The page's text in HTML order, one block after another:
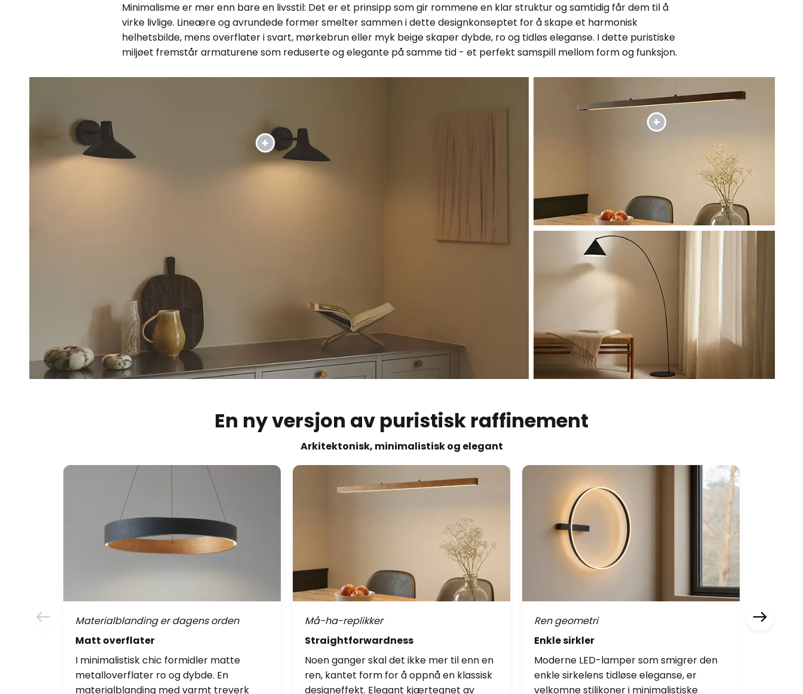
Minimalisme er mer enn bare en livsstil: Det er et prinsipp som gir rommene en klar struktur og samtidig får dem til å
virke livlige. Lineære og avrundede former smelter sammen i dette designkonseptet for å skape et harmonisk
helhetsbilde, mens overflater i svart, mørkebrun eller myk beige skaper dybde, ro og tidløs eleganse. I dette puristiske
miljøet fremstår armaturene som reduserte og elegante på samme tid - et perfekt samspill mellom form og funksjon.
En ny versjon av puristisk raffinement
Arkitektonisk, minimalistisk og elegant
Materialblanding er dagens orden
Matt overflater
I minimalistisk chic formidler matte
metalloverflater ro og dybde. En
materialblanding med varmt treverk
Må-ha-replikker
Straightforwardness
Noen ganger skal det ikke mer til enn en
ren, kantet form for å oppnå en klassisk
designeffekt. Elegant kjærtegnet av
Ren geometri
Enkle sirkler
Moderne LED-lamper som smigrer den
enkle sirkelens tidløse eleganse, er
velkomne stilikoner i minimalistiske
Brun